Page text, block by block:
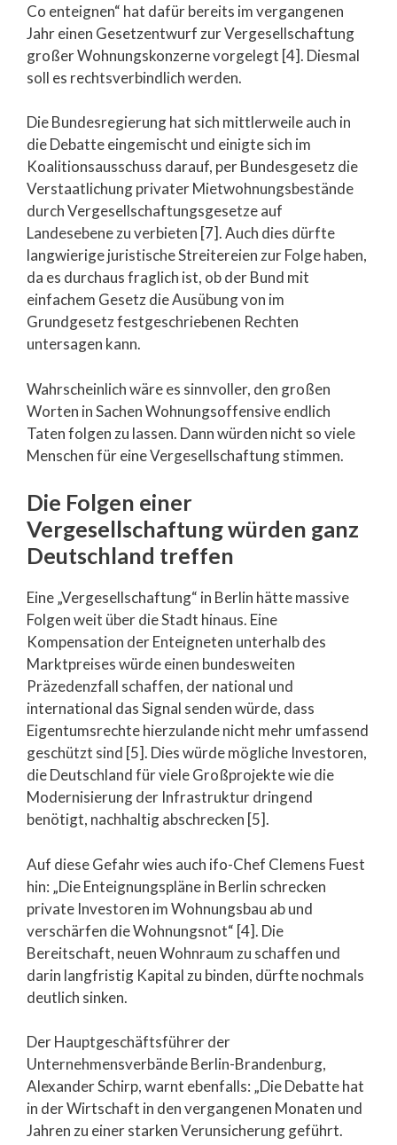
Co enteignen“ hat dafür bereits im vergangenen
Jahr einen Gesetzentwurf zur Vergesellschaftung
großer Wohnungskonzerne vorgelegt [4]. Diesmal
soll es rechtsverbindlich werden.
Die Bundesregierung hat sich mittlerweile auch in
die Debatte eingemischt und einigte sich im
Koalitionsausschuss darauf, per Bundesgesetz die
Verstaatlichung privater Mietwohnungsbestände
durch Vergesellschaftungsgesetze auf
Landesebene zu verbieten [7]. Auch dies dürfte
langwierige juristische Streitereien zur Folge haben,
da es durchaus fraglich ist, ob der Bund mit
einfachem Gesetz die Ausübung von im
Grundgesetz festgeschriebenen Rechten
untersagen kann.
Wahrscheinlich wäre es sinnvoller, den großen
Worten in Sachen Wohnungsoffensive endlich
Taten folgen zu lassen. Dann würden nicht so viele
Menschen für eine Vergesellschaftung stimmen.
Die Folgen einer
Vergesellschaftung würden ganz
Deutschland treffen
Eine „Vergesellschaftung“ in Berlin hätte massive
Folgen weit über die Stadt hinaus. Eine
Kompensation der Enteigneten unterhalb des
Marktpreises würde einen bundesweiten
Präzedenzfall schaffen, der national und
international das Signal senden würde, dass
Eigentumsrechte hierzulande nicht mehr umfassend
geschützt sind [5]. Dies würde mögliche Investoren,
die Deutschland für viele Großprojekte wie die
Modernisierung der Infrastruktur dringend
benötigt, nachhaltig abschrecken [5].
Auf diese Gefahr wies auch ifo-Chef Clemens Fuest
hin: „Die Enteignungspläne in Berlin schrecken
private Investoren im Wohnungsbau ab und
verschärfen die Wohnungsnot“ [4]. Die
Bereitschaft, neuen Wohnraum zu schaffen und
darin langfristig Kapital zu binden, dürfte nochmals
deutlich sinken.
Der Hauptgeschäftsführer der
Unternehmensverbände Berlin-Brandenburg,
Alexander Schirp, warnt ebenfalls: „Die Debatte hat
in der Wirtschaft in den vergangenen Monaten und
Jahren zu einer starken Verunsicherung geführt.